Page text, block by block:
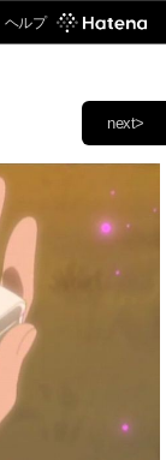
ヘルプ
next>